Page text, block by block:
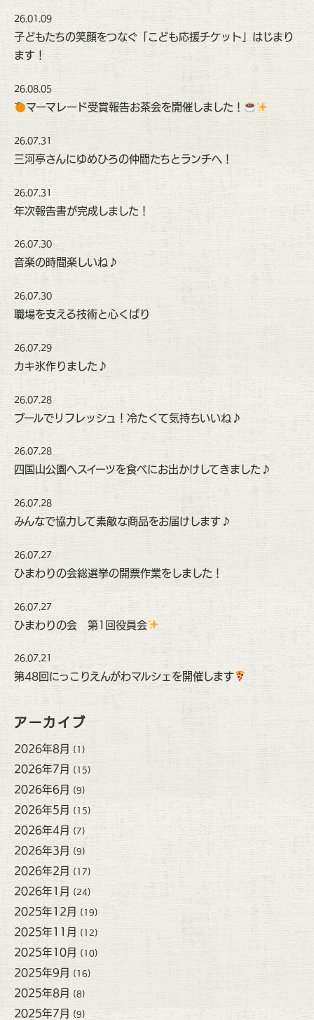
26.01.09
子どもたちの笑顔をつなぐ「こども応援チケット」はじまり
ます！
26.08.05
マーマレード受賞報告お茶会を開催しました！
26.07.31
三河亭さんにゆめひろの仲間たちとランチへ！
26.07.31
年次報告書が完成しました！
26.07.30
音楽の時間楽しいね♪
26.07.30
職場を支える技術と心くばり
26.07.29
カキ氷作りました♪
26.07.28
プールでリフレッシュ！冷たくて気持ちいいね♪
26.07.28
四国山公園へスイーツを食べにお出かけしてきました♪
26.07.28
みんなで協力して素敵な商品をお届けします♪
26.07.27
ひまわりの会総選挙の開票作業をしました！
26.07.27
ひまわりの会 第1回役員会
26.07.21
第48回にっこりえんがわマルシェを開催します
アーカイブ
2026年8月 (1)
2026年7月 (15)
2026年6月 (9)
2026年5月 (15)
2026年4月 (7)
2026年3月 (9)
2026年2月 (17)
2026年1月 (24)
2025年12月 (19)
2025年11月 (12)
2025年10月 (10)
2025年9月 (16)
2025年8月 (8)
2025年7月 (9)